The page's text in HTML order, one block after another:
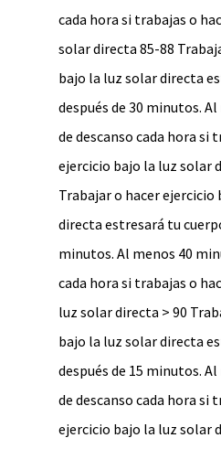
cada hora si trabajas o
solar directa 85-88
bajo la luz solar directa
después de 30 minutos.
de descanso cada hora si
ejercicio bajo la luz solar
Trabajar o hacer
directa estresará tu
minutos. Al menos 40
cada hora si trabajas o
luz solar directa > 90
bajo la luz solar directa
después de 15 minutos.
de descanso cada hora si
ejercicio bajo la luz solar